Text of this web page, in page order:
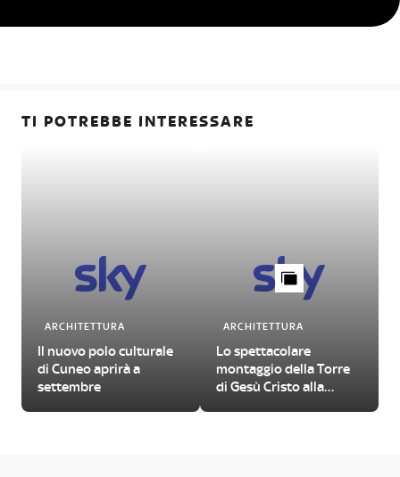
TI POTREBBE INTERESSARE
ARCHITETTURA
Il nuovo polo culturale
di Cuneo aprirà a
settembre
ARCHITETTURA
Lo spettacolare
montaggio della Torre
di Gesù Cristo alla